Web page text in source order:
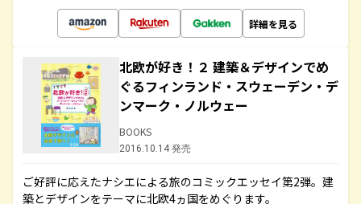
詳細を見る
北欧が好き！２ 建築＆デザインでめ
ぐるフィンランド・スウェーデン・デ
ンマーク・ノルウェー
BOOKS
2016.10.14 発売
ご好評に応えたナシエによる旅のコミックエッセイ第2弾。建
築とデザインをテーマに北欧4ヵ国をめぐります。